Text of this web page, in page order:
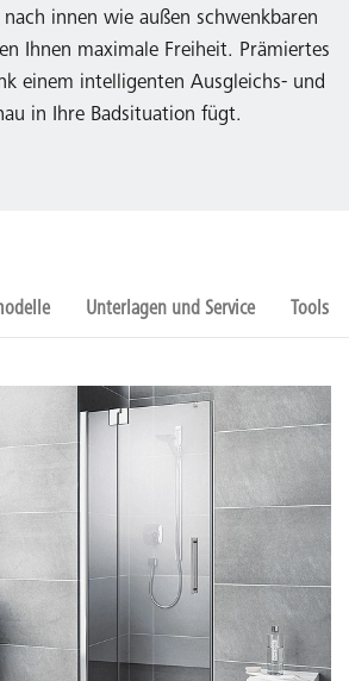
innen wie außen schwenkbaren
Ihnen maximale Freiheit. Prämiertes
einem intelligenten Ausgleichs- und
in Ihre Badsituation fügt.
Unterlagen und Service Tools